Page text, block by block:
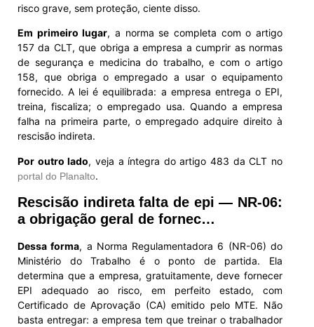
risco grave, sem proteção, ciente disso.
Em primeiro lugar, a norma se completa com o artigo
157 da CLT, que obriga a empresa a cumprir as normas
de segurança e medicina do trabalho, e com o artigo
158, que obriga o empregado a usar o equipamento
fornecido. A lei é equilibrada: a empresa entrega o EPI,
treina, fiscaliza; o empregado usa. Quando a empresa
falha na primeira parte, o empregado adquire direito à
rescisão indireta.
Por outro lado, veja a íntegra do artigo 483 da CLT no
portal do Planalto.
Rescisão indireta falta de epi — NR-06:
a obrigação geral de fornec…
Dessa forma, a Norma Regulamentadora 6 (NR-06) do
Ministério do Trabalho é o ponto de partida. Ela
determina que a empresa, gratuitamente, deve fornecer
EPI adequado ao risco, em perfeito estado, com
Certificado de Aprovação (CA) emitido pelo MTE. Não
basta entregar: a empresa tem que treinar o trabalhador